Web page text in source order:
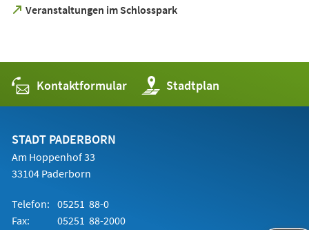
Veranstaltungen im Schlosspark
(Öffnet
Tab)
Kontaktformular Stadtplan
(Öffnet
in
einem
STADT PADERBORN
Am Hoppenhof 33
33104 Paderborn
Telefon: 05251 88-0
Fax:
05251 88-2000